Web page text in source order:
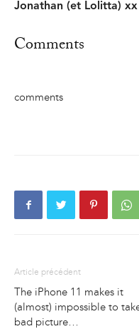
Jonathan (et Lolitta) xx
Comments
comments
Article précédent
The iPhone 11 makes it
(almost) impossible to
bad picture…